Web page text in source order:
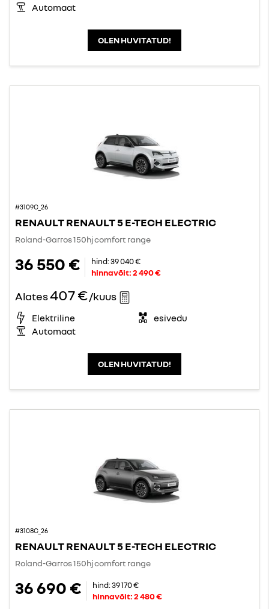
Automaat
OLEN HUVITATUD!
#3109C_26
RENAULT RENAULT 5 E-TECH ELECTRIC
Roland-Garros 150hj comfort range
36 550 € hind:39 040 €
hinnavõit:2 490 €
Alates407 €/kuus
Elektriline
esivedu
Automaat
OLEN HUVITATUD!
#3108C_26
RENAULT RENAULT 5 E-TECH ELECTRIC
Roland-Garros 150hj comfort range
36 690 € hind:39 170 €
hinnavõit:2 480 €